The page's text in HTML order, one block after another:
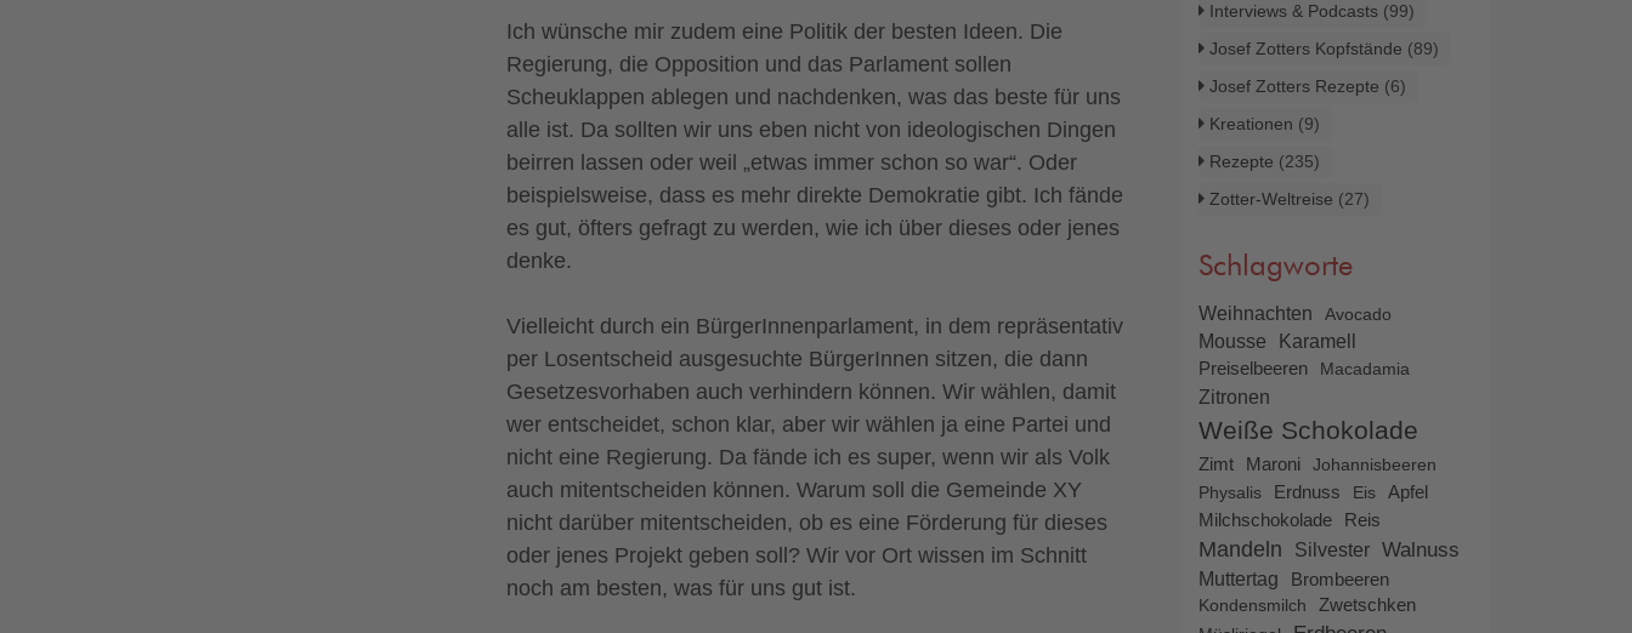
Ich wünsche mir zudem eine Politik der besten Ideen. Die
Regierung, die Opposition und das Parlament sollen
Scheuklappen ablegen und nachdenken, was das beste für uns
alle ist. Da sollten wir uns eben nicht von ideologischen Dingen
beirren lassen oder weil „etwas immer schon so war“. Oder
beispielsweise, dass es mehr direkte Demokratie gibt. Ich fände
es gut, öfters gefragt zu werden, wie ich über dieses oder jenes
denke.
Vielleicht durch ein BürgerInnenparlament, in dem repräsentativ
per Losentscheid ausgesuchte BürgerInnen sitzen, die dann
Gesetzesvorhaben auch verhindern können. Wir wählen, damit
wer entscheidet, schon klar, aber wir wählen ja eine Partei und
nicht eine Regierung. Da fände ich es super, wenn wir als Volk
auch mitentscheiden können. Warum soll die Gemeinde XY
nicht darüber mitentscheiden, ob es eine Förderung für dieses
oder jenes Projekt geben soll? Wir vor Ort wissen im Schnitt
noch am besten, was für uns gut ist.
Interviews & Podcasts(99)
Josef Zotters Kopfstände (89)
Josef Zotters Rezepte (6)
Kreationen (9)
Rezepte (235)
Zotter-Weltreise (27)
Schlagworte
Weihnachten Avocado
Mousse
Karamell
Preiselbeeren
Macadamia
Zitronen
Weiße Schokolade
Zimt Maroni
Johannisbeeren
Physalis
Erdnuss Eis
Apfel
Milchschokolade
Reis
Mandeln Silvester Walnuss
Muttertag Brombeeren
Kondensmilch
Zwetschken